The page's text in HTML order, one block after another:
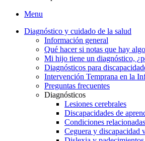
Menu
Diagnóstico y cuidado de la salud
Información general
Qué hacer si notas que hay
Mi hijo tiene un diagnóstico,
Diagnósticos para
Intervención Temprana en la
Preguntas frecuentes
Diagnósticos
Lesiones cerebrales
Discapacidades de
Condiciones
Ceguera y discapacidad